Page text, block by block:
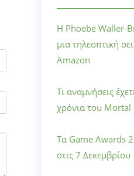
Η Phoebe Waller-
μια τηλεοπτική
Amazon
Τι αναμνήσεις
χρόνια του Mortal
Τα Game Awards
στις 7 Δεκεμβρίου